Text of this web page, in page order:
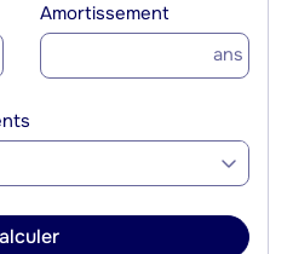
Amortissement
ans